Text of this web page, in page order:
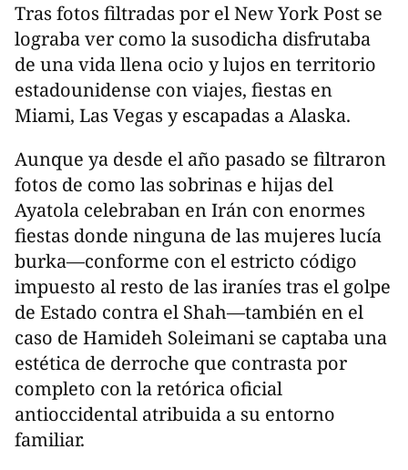
Tras fotos filtradas por el New York Post se
lograba ver como la susodicha disfrutaba
de una vida llena ocio y lujos en territorio
estadounidense con viajes, fiestas en
Miami, Las Vegas y escapadas a Alaska.
Aunque ya desde el año pasado se filtraron
fotos de como las sobrinas e hijas del
Ayatola celebraban en Irán con enormes
fiestas donde ninguna de las mujeres lucía
burka—conforme con el estricto código
impuesto al resto de las iraníes tras el golpe
de Estado contra el Shah—también en el
caso de Hamideh Soleimani se captaba una
estética de derroche que contrasta por
completo con la retórica oficial
antioccidental atribuida a su entorno
familiar.